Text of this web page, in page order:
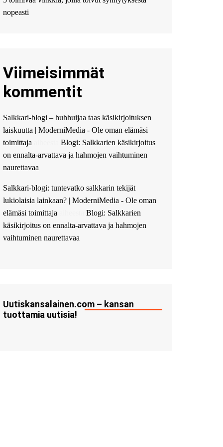
высокоприбыльные
guest_5115 :hello
You’ve successfully installed
nopeasti
Viimeisimmät
kommentit
Salkkari-blogi – huhhuijaa taas käsikirjoituksen
laiskuutta | ModerniMedia - Ole oman elämäsi
toimittaja
Blogi: Salkkarien käsikirjoitus
on ennalta-arvattava ja hahmojen vaihtuminen
naurettavaa
Salkkari-blogi: tuntevatko salkkarin tekijät
lukiolaisia lainkaan? | ModerniMedia - Ole oman
elämäsi toimittaja
Blogi: Salkkarien
käsikirjoitus on ennalta-arvattava ja hahmojen
vaihtuminen naurettavaa
Uutiskansalainen.com – kansan
tuottamia uutisia!